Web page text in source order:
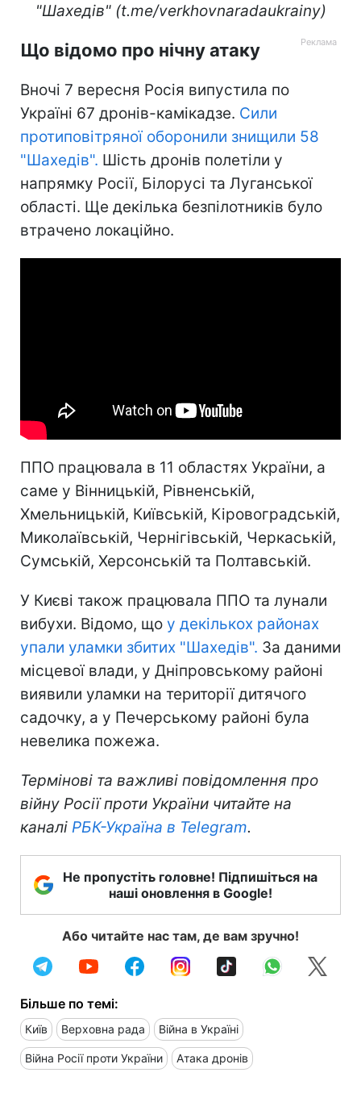
"Шахедів" (t.me/verkhovnaradaukrainy)
Що відомо про нічну атаку
Вночі 7 вересня Росія випустила по
Україні 67 дронів-камікадзе. Сили
протиповітряної оборонили знищили 58
"Шахедів". Шість дронів полетіли у
напрямку Росії, Білорусі та Луганської
області. Ще декілька безпілотників було
втрачено локаційно.
ППО працювала в 11 областях України, а
саме у Вінницькій, Рівненській,
Хмельницькій, Київській, Кіровоградській,
Миколаївській, Чернігівській, Черкаській,
Сумській, Херсонській та Полтавській.
У Києві також працювала ППО та лунали
вибухи. Відомо, що у декількох районах
упали уламки збитих "Шахедів". За даними
місцевої влади, у Дніпровському районі
виявили уламки на території дитячого
садочку, а у Печерському районі була
невелика пожежа.
Термінові та важливі повідомлення про
війну Росії проти України читайте на
каналі РБК-Україна в Telegram.
Не пропустіть головне! Підпишіться на
наші оновлення в Google!
Або читайте нас там, де вам зручно!
Більше по темі:
Київ Верховна рада Війна в Україні
Війна Росії проти України Атака дронів